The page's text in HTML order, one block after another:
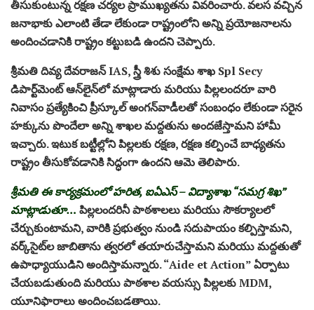
తీసుకుంటున్న రక్షణ చర్యల ప్రాముఖ్యతను వివరించారు. వలస వచ్చిన
జనాభాకు ఎలాంటి తేడా లేకుండా రాష్ట్రంలోని అన్ని ప్రయోజనాలను
అందించడానికి రాష్ట్రం కట్టుబడి ఉందని చెప్పారు.
శ్రీమతి దివ్య దేవరాజన్ IAS, స్త్రీ శిశు సంక్షేమ శాఖ Spl Secy
డిపార్ట్‌మెంట్ ఆన్‌లైన్‌లో మాట్లాడారు మరియు పిల్లలందరూ వారి
నివాసం ప్రత్యేకించి ప్రీస్కూల్ అంగన్‌వాడీలతో సంబంధం లేకుండా సరైన
హక్కును పొందేలా అన్ని శాఖల మద్దతును అందజేస్తామని హామీ
ఇచ్చారు. ఇటుక బట్టీల్లోని పిల్లలకు రక్షణ, రక్షణ కల్పించే బాధ్యతను
రాష్ట్రం తీసుకోవడానికి సిద్ధంగా ఉందని ఆమె తెలిపారు.
శ్రీమతి ఈ కార్యక్రమంలో హరిత, ఐఏఎస్ – విద్యాశాఖ “సమగ్ర శిఖ”
మాట్లాడుతూ… పిల్లలందరినీ పాఠశాలలు మరియు సౌకర్యాలలో
చేర్చుకుంటామని, వారికి ప్రభుత్వం నుండి సదుపాయం కల్పిస్తామని,
వర్క్‌సైట్‌ల జాబితాను త్వరలో తయారుచేస్తామని మరియు మద్దతుతో
ఉపాధ్యాయుడిని అందిస్తామన్నారు. “Aide et Action” ఏర్పాటు
చేయబడుతుంది మరియు పాఠశాల వయస్సు పిల్లలకు MDM,
యూనిఫారాలు అందించబడతాయి.